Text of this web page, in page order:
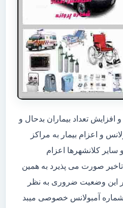
افزایش تعداد بیماران بدحال و
و اعزام بیمار به مراکز
سایر کلانشهرها اعزام
صورت می پذیرد به همین
این وضعیت ضروری به نظر
آمبولانس خصوصی میبد